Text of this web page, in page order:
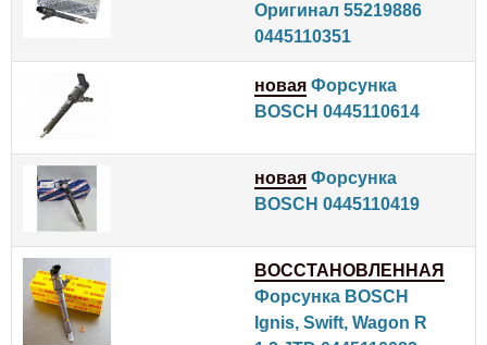
Оригинал 55219886
0445110351
новая Форсунка
BOSCH 0445110614
новая Форсунка
BOSCH 0445110419
ВОССТАНОВЛЕННАЯ
Форсунка BOSCH
Ignis, Swift, Wagon R